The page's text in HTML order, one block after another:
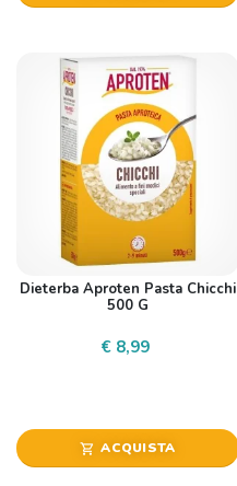
Dieterba Aproten Pasta Chicchi
500 G
€ 8,99
shopping_cart ACQUISTA